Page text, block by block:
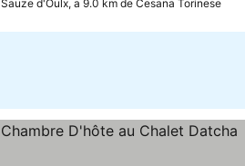
Sauze d'Oulx, a 9.0 km de Cesana Torinese